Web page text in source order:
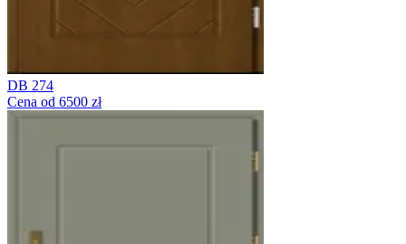
DB 274
Cena od 6500 zł